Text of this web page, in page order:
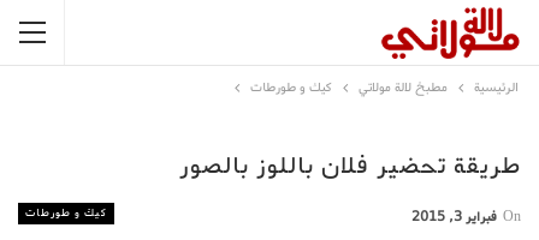
الرئيسية مطبخ لالة مولاتي كيك و طورطات
طريقة تحضير فلان باللوز بالصور
كيك و طورطات On فبراير 3, 2015